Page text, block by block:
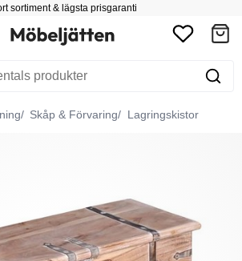
sortiment & lägsta prisgaranti
Skåp & Förvaring Lagringskistor